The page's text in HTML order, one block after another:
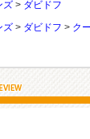
ズ
ダビドフ
ズ ダビドフ ク